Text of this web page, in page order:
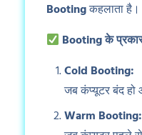
Bootingकहलाता है।
Bootingके
Cold Booting:
जब कंप्यूटर बंद हो
Warm Booting: